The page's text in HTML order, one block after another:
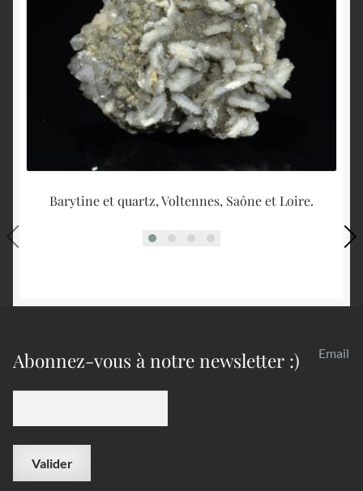
Barytine et quartz, Voltennes, Saône et Loire.
Abonnez-vous à notre newsletter :) Email